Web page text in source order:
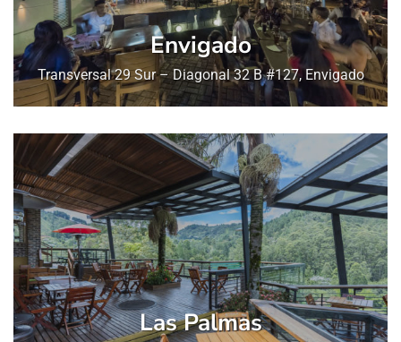
Envigado
Transversal 29 Sur – Diagonal 32 B #127, Envigado
Las Palmas